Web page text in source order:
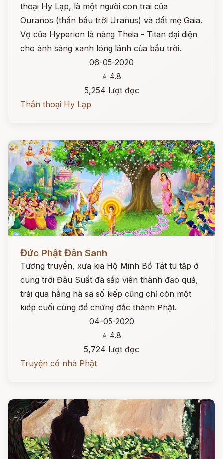
thoại Hy Lạp, là một người con trai của
Ouranos (thần bầu trời Uranus) và đất mẹ Gaia.
Vợ của Hyperion là nàng Theia - Titan đại diện
cho ánh sáng xanh lóng lánh của bầu trời.
06-05-2020
⭐ 4.8
5,254 lượt đọc
Thần thoại Hy Lạp
Đức Phật Đản Sanh
Tương truyền, xưa kia Hộ Minh Bồ Tát tu tập ở
cung trời Đâu Suất đã sắp viên thành đạo quả,
trải qua hằng hà sa số kiếp cũng chỉ còn một
kiếp cuối cùng để chứng đắc thành Phật.
04-05-2020
⭐ 4.8
5,724 lượt đọc
Truyện cổ nhà Phật